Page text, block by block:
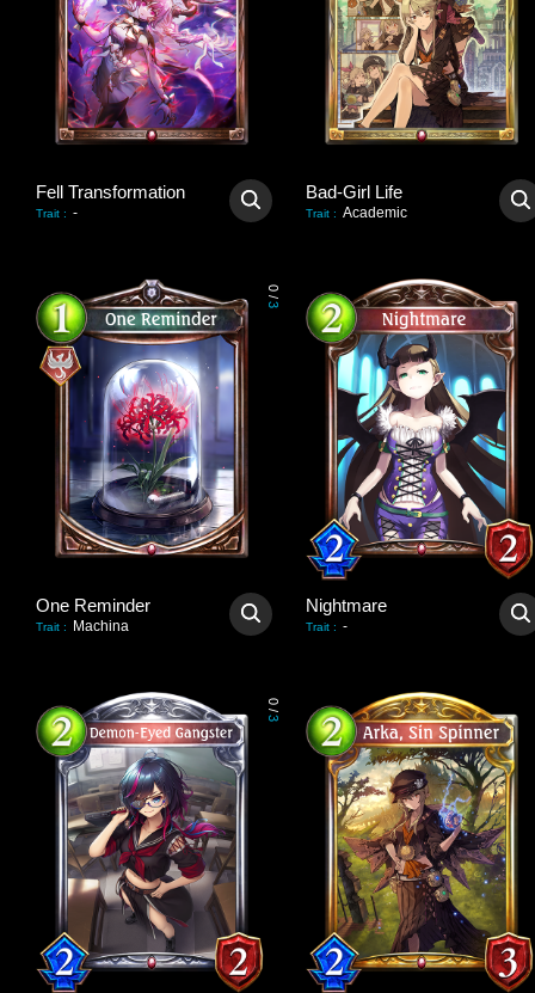
Fell Transformation
Trait : -
Bad-Girl Life
Trait : Academic
0
/
3
One Reminder
Trait : Machina
Nightmare
Trait : -
0
/
3